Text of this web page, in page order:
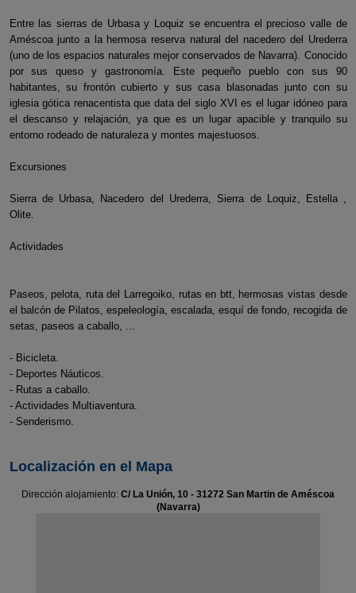
Entre las sierras de Urbasa y Loquiz se encuentra el precioso valle de
Améscoa junto a la hermosa reserva natural del nacedero del Urederra
(uno de los espacios naturales mejor conservados de Navarra). Conocido
por sus queso y gastronomía. Este pequeño pueblo con sus 90
habitantes, su frontón cubierto y sus casa blasonadas junto con su
iglesia gótica renacentista que data del siglo XVI es el lugar idóneo para
el descanso y relajación, ya que es un lugar apacible y tranquilo su
entorno rodeado de naturaleza y montes majestuosos.
Excursiones
Sierra de Urbasa, Nacedero del Urederra, Sierra de Loquiz, Estella ,
Olite.
Actividades
Paseos, pelota, ruta del Larregoiko, rutas en btt, hermosas vistas desde
el balcón de Pilatos, espeleología, escalada, esquí de fondo, recogida de
setas, paseos a caballo, ...
- Bicicleta.
- Deportes Náuticos.
- Rutas a caballo.
- Actividades Multiaventura.
- Senderismo.
Localización en el Mapa
Dirección alojamiento: C/ La Unión, 10 - 31272 San Martin de Améscoa
(Navarra)